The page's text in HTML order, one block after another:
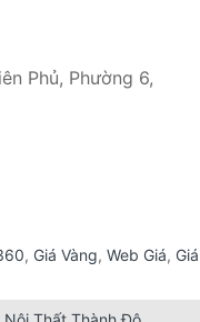
Phủ, Phường 6,
, Giá Vàng, Web Giá, Giá